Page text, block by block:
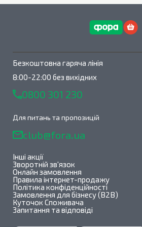
Безкоштовна гаряча лінія
8:00-22:00 без вихідних
0800 301 230
Для питань та пропозицій
club@fora.ua
Інші акції
Зворотній зв'язок
Онлайн замовлення
Правила інтернет-продажу
Політика конфіденційності
Замовлення для бізнесу (B2B)
Куточок Споживача
Запитання та відповіді